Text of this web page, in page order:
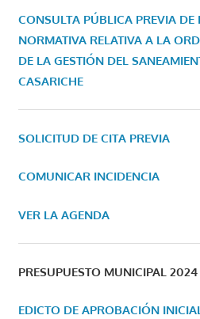
CONSULTA PÚBLICA PREVIA DE
NORMATIVA RELATIVA A LA
DE LA GESTIÓN DEL
CASARICHE
SOLICITUD DE CITA PREVIA
COMUNICAR INCIDENCIA
VER LA AGENDA
PRESUPUESTO MUNICIPAL 2024
EDICTO DE APROBACIÓN